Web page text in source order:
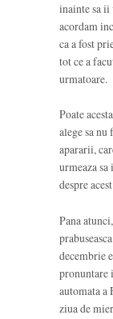
inainte sa ii
acordam
ca a fost
tot ce a
urmatoare.
Poate
alege sa
apararii,
urmeaza
despre
Pana
decembrie
pronuntare
automata a
ziua de